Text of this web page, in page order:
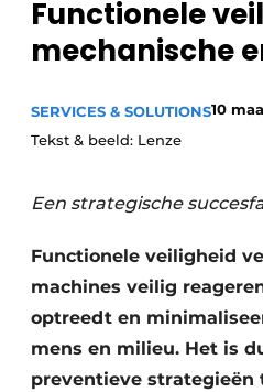
Privacy / Cookie
Vacature aanmelden
Video’s
Functionele
mechanische
SERVICES & SOLUTIONS10
Tekst & beeld: Lenze
Een strategische
Functionele veiligheid
machines veilig
optreedt en
mens en milieu. Het is
preventieve